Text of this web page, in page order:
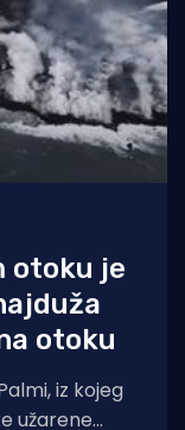
otoku je
otoku
iz kojeg
užarene